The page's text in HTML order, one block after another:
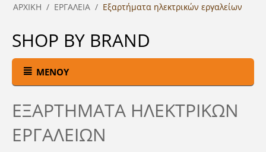
ΑΡΧΙΚΉ / ΕΡΓΑΛΕΙΑ / Εξαρτήματα ηλεκτρικών εργαλείων
SHOP BY BRAND
ΜΕΝΟΎ
ΕΞΑΡΤΉΜΑΤΑ ΗΛΕΚΤΡΙΚΏΝ
ΕΡΓΑΛΕΊΩΝ